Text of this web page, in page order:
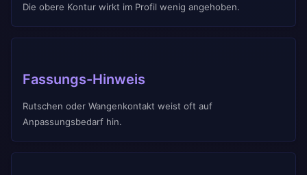
Die obere Kontur wirkt im Profil wenig angehoben.
Fassungs-Hinweis
Rutschen oder Wangenkontakt weist oft auf
Anpassungsbedarf hin.